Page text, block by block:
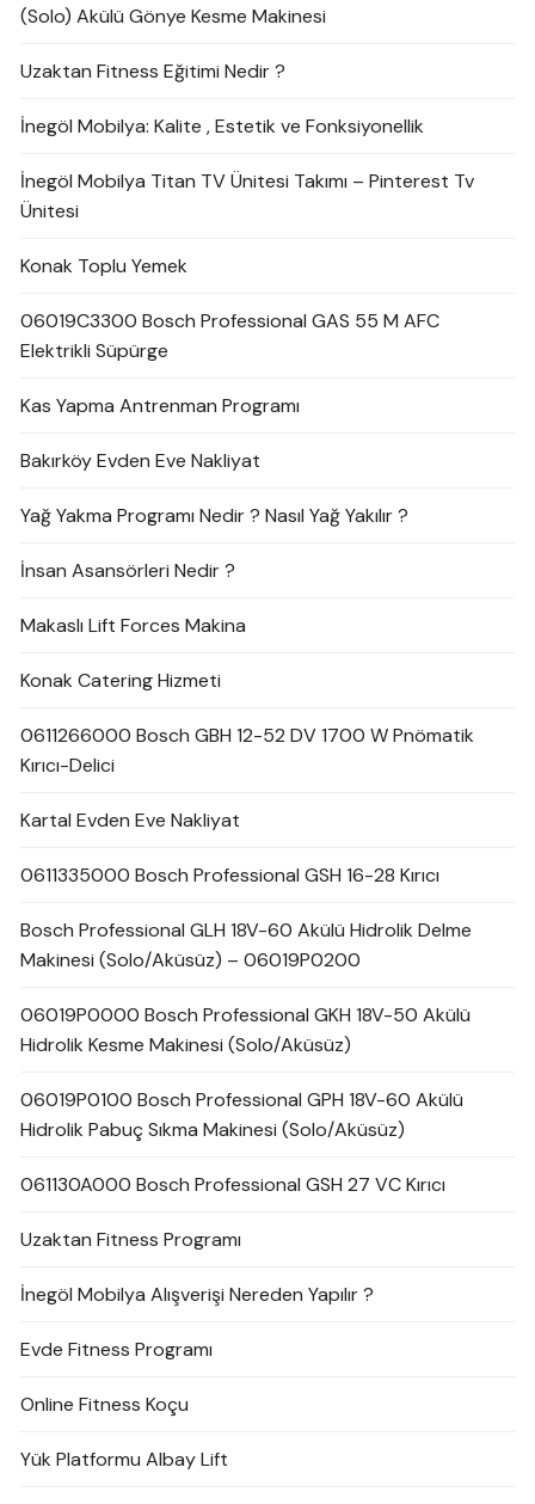
(Solo) Akülü Gönye Kesme Makinesi
Uzaktan Fitness Eğitimi Nedir ?
İnegöl Mobilya: Kalite , Estetik ve Fonksiyonellik
İnegöl Mobilya Titan TV Ünitesi Takımı – Pinterest Tv
Ünitesi
Konak Toplu Yemek
06019C3300 Bosch Professional GAS 55 M AFC
Elektrikli Süpürge
Kas Yapma Antrenman Programı
Bakırköy Evden Eve Nakliyat
Yağ Yakma Programı Nedir ? Nasıl Yağ Yakılır ?
İnsan Asansörleri Nedir ?
Makaslı Lift Forces Makina
Konak Catering Hizmeti
0611266000 Bosch GBH 12-52 DV 1700 W Pnömatik
Kırıcı-Delici
Kartal Evden Eve Nakliyat
0611335000 Bosch Professional GSH 16-28 Kırıcı
Bosch Professional GLH 18V-60 Akülü Hidrolik Delme
Makinesi (Solo/Aküsüz) – 06019P0200
06019P0000 Bosch Professional GKH 18V-50 Akülü
Hidrolik Kesme Makinesi (Solo/Aküsüz)
06019P0100 Bosch Professional GPH 18V-60 Akülü
Hidrolik Pabuç Sıkma Makinesi (Solo/Aküsüz)
061130A000 Bosch Professional GSH 27 VC Kırıcı
Uzaktan Fitness Programı
İnegöl Mobilya Alışverişi Nereden Yapılır ?
Evde Fitness Programı
Online Fitness Koçu
Yük Platformu Albay Lift